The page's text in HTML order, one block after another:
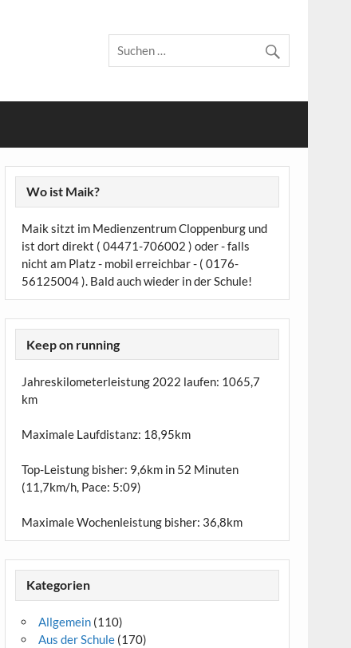
Wo ist Maik?
Maik sitzt im Medienzentrum Cloppenburg und
ist dort direkt ( 04471-706002 ) oder - falls
nicht am Platz - mobil erreichbar - ( 0176-
56125004 ). Bald auch wieder in der Schule!
Keep on running
Jahreskilometerleistung 2022 laufen: 1065,7
km
Maximale Laufdistanz: 18,95km
Top-Leistung bisher: 9,6km in 52 Minuten
(11,7km/h, Pace: 5:09)
Maximale Wochenleistung bisher: 36,8km
Kategorien
Allgemein (110)
Aus der Schule (170)